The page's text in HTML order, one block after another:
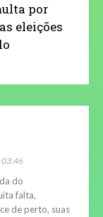
por
eleições
03:46
do
falta,
de perto, suas